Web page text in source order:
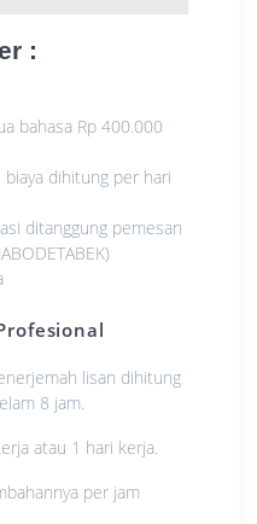
:
bahasa Rp 400.000
dihitung per hari
ditanggung pemesan
lisan dihitung
8 jam.
atau 1 hari kerja.
per jam